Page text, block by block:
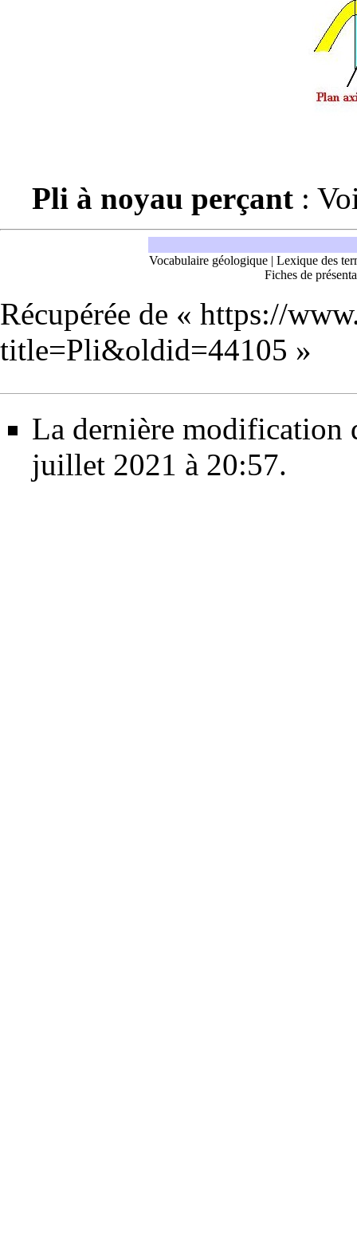
Pli à noyau perçant :
Vocabulaire géologique| Lexique des
Fiches de
Récupérée de « https://
title=Pli&oldid=44105 »
La dernière modification
juillet 2021 à 20:57.